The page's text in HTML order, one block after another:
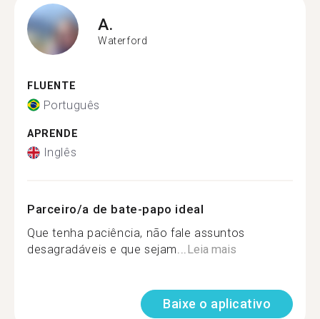
A.
Waterford
FLUENTE
Português
APRENDE
Inglês
Parceiro/a de bate-papo ideal
Que tenha paciência, não fale assuntos
desagradáveis e que sejam...Leia mais
Baixe o aplicativo